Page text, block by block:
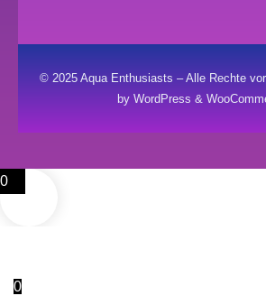
© 2025 Aqua Enthusiasts – Alle Rechte
by WordPress &
0
0